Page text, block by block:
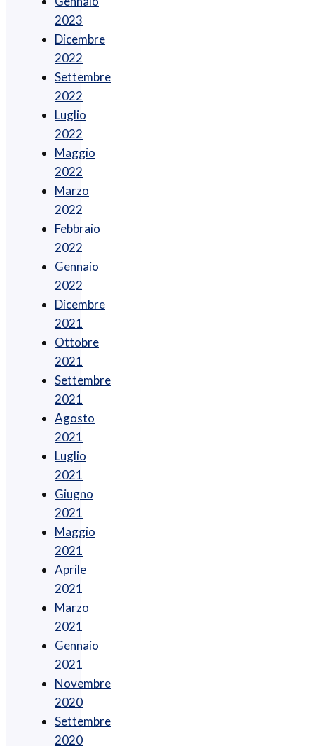
2023
Dicembre
2022
Settembre
2022
Luglio
2022
Maggio
2022
Marzo
2022
Febbraio
2022
Gennaio
2022
Dicembre
2021
Ottobre
2021
Settembre
2021
Agosto
2021
Luglio
2021
Giugno
2021
Maggio
2021
Aprile
2021
Marzo
2021
Gennaio
2021
Novembre
2020
Settembre
2020